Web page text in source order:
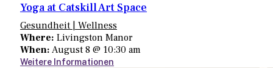
Yoga at Catskill Art Space
Gesundheit | Wellness
Where: Livingston Manor
When: August 8 @ 10:30 am
Weitere Informationen